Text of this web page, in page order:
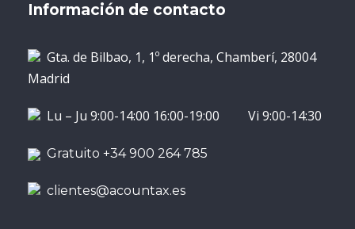
Información de contacto
Gta. de Bilbao, 1, 1º derecha, Chamberí, 28004
Madrid
Lu – Ju 9:00-14:00 16:00-19:00 Vi 9:00-14:30
Gratuito +34 900 264 785
clientes@acountax.es